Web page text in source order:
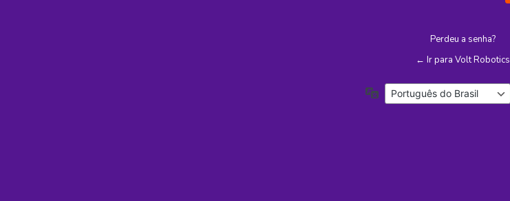
Perdeu a senha?
← Ir para Volt Robotics
Idioma